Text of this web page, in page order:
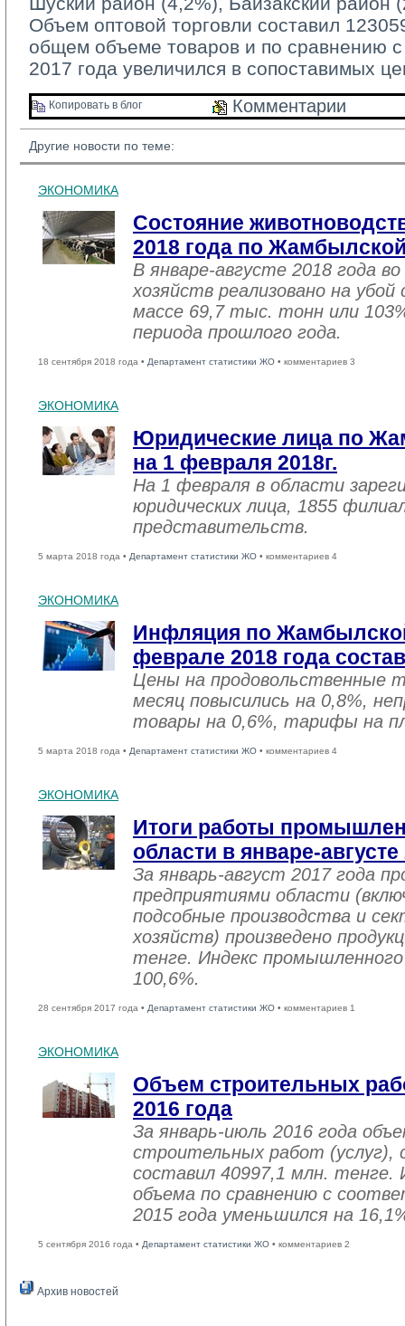
Объем оптовой торговли составил
общем объеме товаров и по сравнению
2017 года увеличился в сопоставимых
Копировать в блог Комментарии
Другие новости по теме:
ЭКОНОМИКА
Состояние
2018 года по
В январе-августе 2018 года
хозяйств реализовано на
массе 69,7 тыс. тонн или
периода прошлого года.
18 сентября 2018 года • Департамент статистики ЖО • комментариев 3
ЭКОНОМИКА
Юридические лица по
на 1 февраля 2018г.
На 1 февраля в области
юридических лица, 1855
представительств.
5 марта 2018 года • Департамент статистики ЖО • комментариев 4
ЭКОНОМИКА
Инфляция по
феврале 2018 года
Цены на продовольственные
месяц повысились на 0,8%,
товары на 0,6%, тарифы на
5 марта 2018 года • Департамент статистики ЖО • комментариев 4
ЭКОНОМИКА
Итоги работы
области в январе-августе
За январь-август 2017 года
предприятиями области
подсобные производства и
хозяйств) произведено
тенге. Индекс
100,6%.
28 сентября 2017 года • Департамент статистики ЖО • комментариев 1
ЭКОНОМИКА
Объем строительных
2016 года
За январь-июль 2016 года
строительных работ (услуг),
составил 40997,1 млн. тенге.
объема по сравнению с
2015 года уменьшился на
5 сентября 2016 года • Департамент статистики ЖО • комментариев 2
Архив новостей